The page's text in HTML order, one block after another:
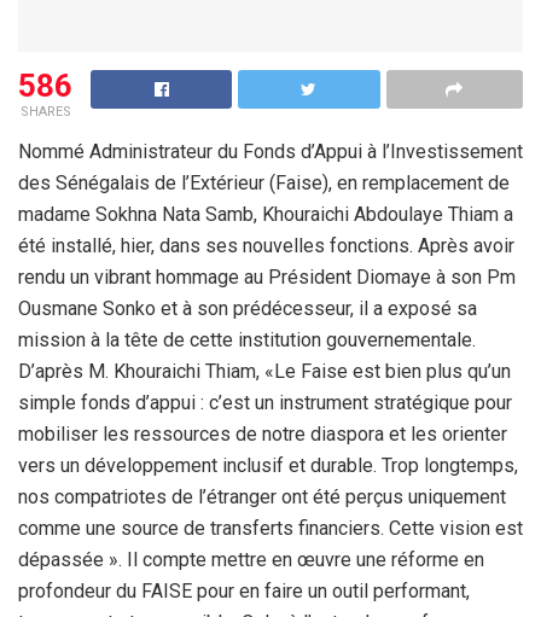
586
SHARES
Nommé Administrateur du Fonds d’Appui à l’Investissement
des Sénégalais de l’Extérieur (Faise), en remplacement de
madame Sokhna Nata Samb, Khouraichi Abdoulaye Thiam a
été installé, hier, dans ses nouvelles fonctions. Après avoir
rendu un vibrant hommage au Président Diomaye à son Pm
Ousmane Sonko et à son prédécesseur, il a exposé sa
mission à la tête de cette institution gouvernementale.
D’après M. Khouraichi Thiam, «Le Faise est bien plus qu’un
simple fonds d’appui : c’est un instrument stratégique pour
mobiliser les ressources de notre diaspora et les orienter
vers un développement inclusif et durable. Trop longtemps,
nos compatriotes de l’étranger ont été perçus uniquement
comme une source de transferts financiers. Cette vision est
dépassée ». Il compte mettre en œuvre une réforme en
profondeur du FAISE pour en faire un outil performant,